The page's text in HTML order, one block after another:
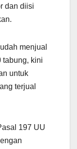
dan diisi
menjual
tabung, kini
untuk
terjual
197 UU